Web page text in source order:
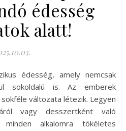
édesség
alatt!
sokoldalú is. Az emberek
változata létezik. Legyen
vagy desszertként való
alkalomra tökéletes